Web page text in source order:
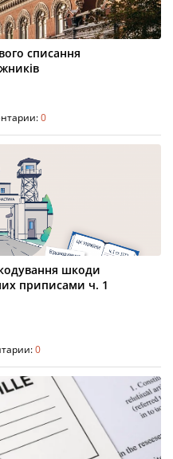
списання
0
шкоди
приписами ч. 1
0